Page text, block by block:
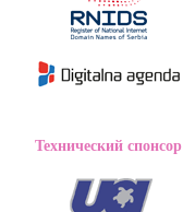
Технический спонсор